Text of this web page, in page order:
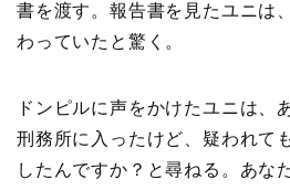
書を渡す。報告書を見たユニは
わっていたと驚く。
ドンピルに声をかけたユニは、
刑務所に入ったけど、疑われて
したんですか？と尋ねる。あな